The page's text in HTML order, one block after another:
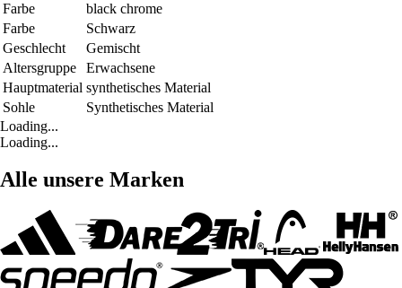
Farbe
black chrome
Farbe
Schwarz
Geschlecht
Gemischt
Altersgruppe
Erwachsene
Hauptmaterial synthetisches Material
Sohle
Synthetisches Material
Loading...
Loading...
Alle unsere Marken